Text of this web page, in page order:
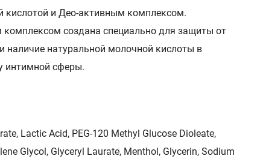
кислотой и Део-активным комплексом.
создана специально для защиты от
наличие натуральной молочной кислоты в
интимной cферы.
Lactic Acid, PEG-120 Methyl Glucose Dioleate,
Glycol, Glyceryl Laurate, Menthol, Glycerin, Sodium